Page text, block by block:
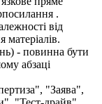
.
від
матеріалів.
- повинна бути
абзаці
"Заява",